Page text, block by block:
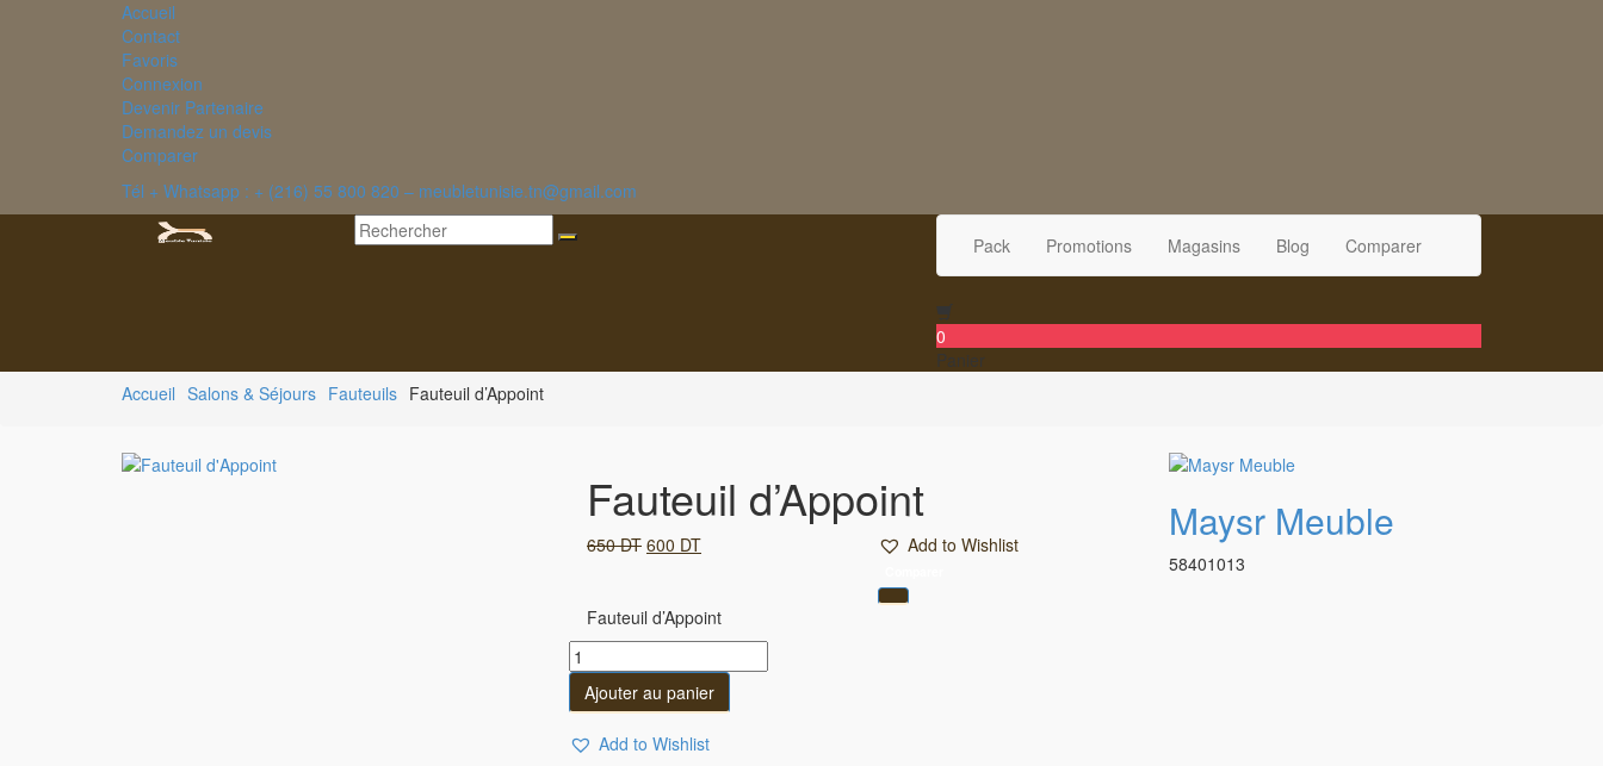
Accueil
Contact
Favoris
Connexion
Devenir Partenaire
Demandez un devis
Comparer
Tél + Whatsapp : + (216) 55 800 820 – meubletunisie.tn@gmail.com
Pack Promotions Magasins Blog Comparer
0
Panier
Accueil Salons & Séjours Fauteuils Fauteuil d’Appoint
Fauteuil d’Appoint
650DT Le
était :
650 DT.
600 DTLe
est :
600 DT.
Add to Wishlist
Fauteuil d’Appoint
Fauteuil
d'Appoint
Quantité
Ajouter au panier
Add to Wishlist
Maysr Meuble
58401013